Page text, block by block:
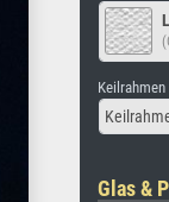
Keilrahmen
Glas &